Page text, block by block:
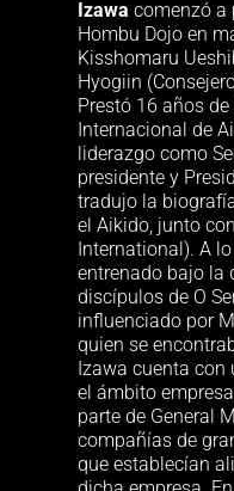
Izawa comenzó a
Hombu Dojo en
Kisshomaru
Hyogiin
Prestó 16 años
Internacional de
liderazgo como
presidente y
tradujo la
el Aikido, junto
International). A
entrenado bajo la
discípulos de O
influenciado por
quien se
Izawa cuenta con
el ámbito
parte de General
compañías de
que establecían